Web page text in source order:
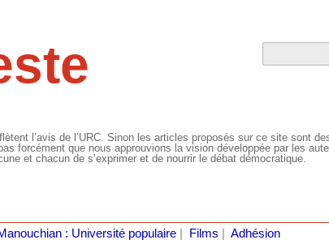
l’avis de l’URC. Sinon les articles proposés sur ce site sont
forcément que nous approuvions la vision développée par les
et chacun de s’exprimer et de nourrir le débat démocratique.
: Université populaire| Films Adhésion